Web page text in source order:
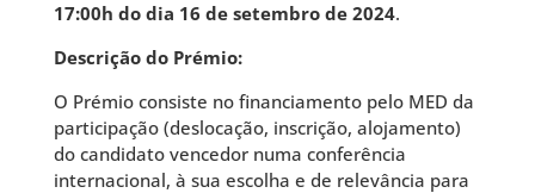
17:00h do dia 16 de setembro de 2024.
Descrição do Prémio:
O Prémio consiste no financiamento pelo MED da
participação (deslocação, inscrição, alojamento)
do candidato vencedor numa conferência
internacional, à sua escolha e de relevância para